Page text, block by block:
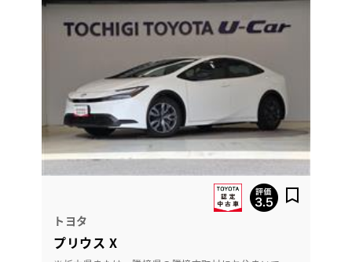
トヨタ
プリウス X